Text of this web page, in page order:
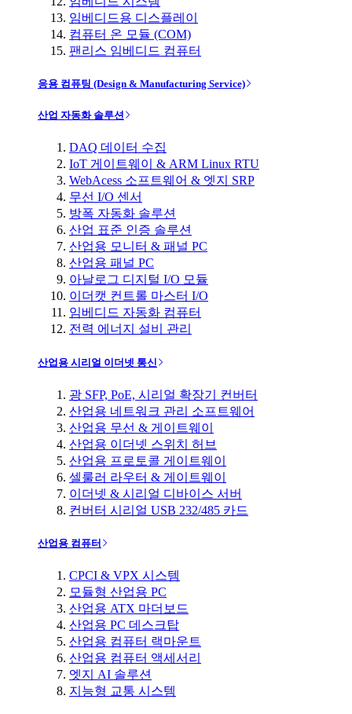
임베디드용 디스플레이
컴퓨터 온 모듈 (COM)
팬리스 임베디드 컴퓨터
응용 컴퓨팅 (Design & Manufacturing Service)
산업 자동화 솔루션
DAQ 데이터 수집
IoT 게이트웨이 & ARM Linux RTU
WebAcess 소프트웨어 & 엣지 SRP
무선 I/O 센서
방폭 자동화 솔루션
산업 표준 인증 솔루션
산업용 모니터 & 패널 PC
산업용 패널 PC
아날로그 디지털 I/O 모듈
이더캣 컨트롤 마스터 I/O
임베디드 자동화 컴퓨터
전력 에너지 설비 관리
산업용 시리얼 이더넷 통신
광 SFP, PoE, 시리얼 확장기 컨버터
산업용 네트워크 관리 소프트웨어
산업용 무선 & 게이트웨이
산업용 이더넷 스위치 허브
산업용 프로토콜 게이트웨이
셀룰러 라우터 & 게이트웨이
이더넷 & 시리얼 디바이스 서버
컨버터 시리얼 USB 232/485 카드
산업용 컴퓨터
CPCI & VPX 시스템
모듈형 산업용 PC
산업용 ATX 마더보드
산업용 PC 데스크탑
산업용 컴퓨터 랙마운트
산업용 컴퓨터 액세서리
엣지 AI 솔루션
지능형 교통 시스템